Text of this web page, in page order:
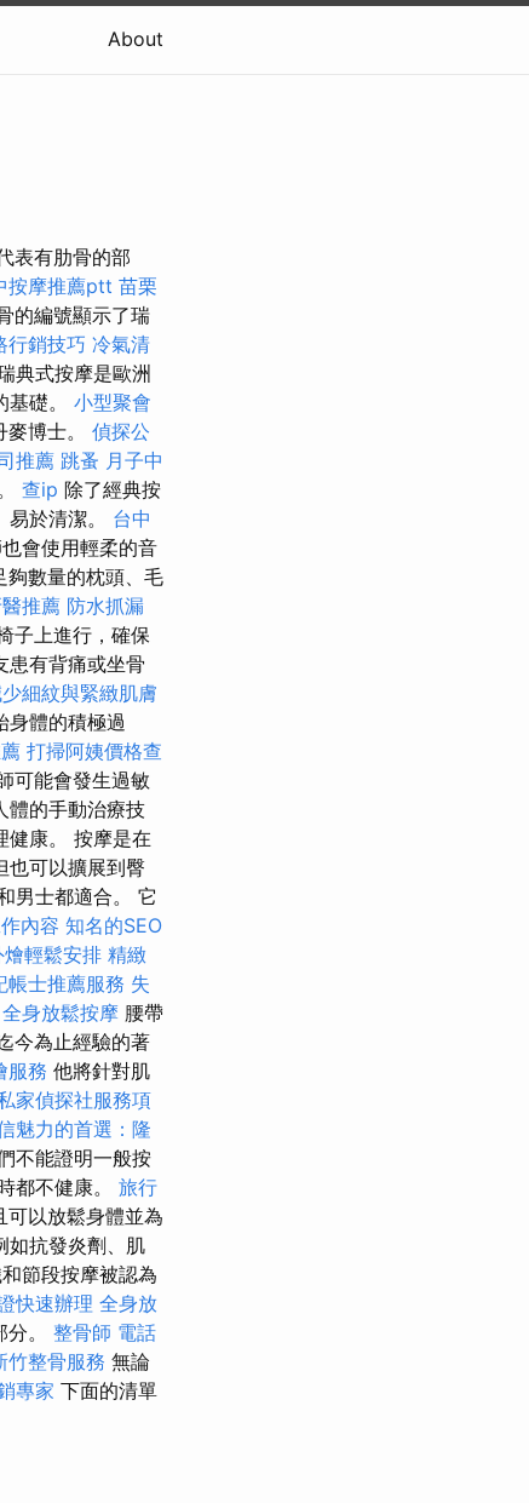
About
表有肋骨的部
按摩推薦ptt 苗栗
的編號顯示了瑞
行銷技巧 冷氣清
典式按摩是歐洲
礎。 小型聚會
博士。 偵探公
推薦 跳蚤 月子中
查ip 除了經典按
於清潔。 台中
會使用輕柔的音
夠數量的枕頭、毛
推薦 防水抓漏
子上進行，確保
患有背痛或坐骨
細紋與緊緻肌膚
身體的積極過
打掃阿姨價格查
可能會發生過敏
體的手動治療技
健康。 按摩是在
也可以擴展到臀
男士都適合。 它
內容 知名的SEO
輕鬆安排 精緻
帳士推薦服務 失
全身放鬆按摩 腰帶
今為止經驗的著
服務 他將針對肌
家偵探社服務項
魅力的首選：隆
不能證明一般按
都不健康。 旅行
可以放鬆身體並為
如抗發炎劑、肌
節段按摩被認為
快速辦理 全身放
。 整骨師 電話
竹整骨服務 無論
專家 下面的清單